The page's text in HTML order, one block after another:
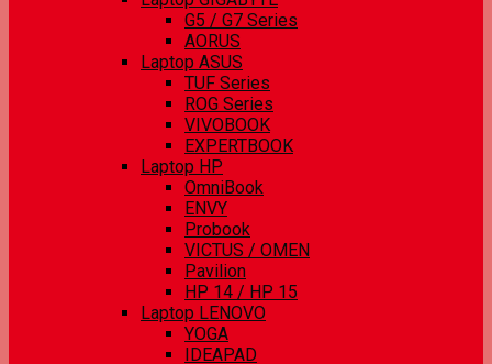
G5 / G7 Series
AORUS
Laptop ASUS
TUF Series
ROG Series
VIVOBOOK
EXPERTBOOK
Laptop HP
OmniBook
ENVY
Probook
VICTUS / OMEN
Pavilion
HP 14 / HP 15
Laptop LENOVO
YOGA
IDEAPAD